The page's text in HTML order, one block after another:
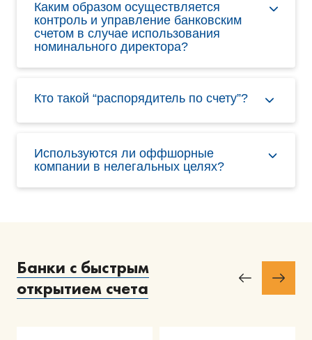
Каким образом осуществляется
контроль и управление банковским
счетом в случае использования
номинального директора?
Кто такой “распорядитель по счету”?
Используются ли оффшорные
компании в нелегальных целях?
Банки с быстрым
открытием счета